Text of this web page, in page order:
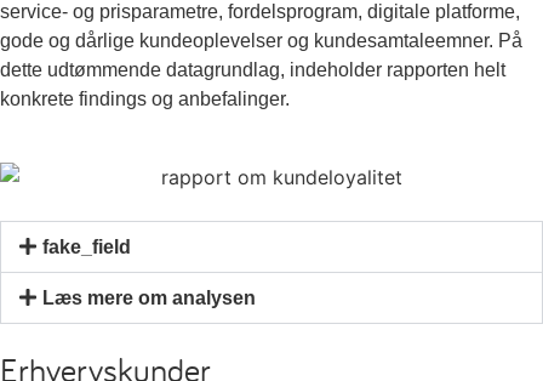
service- og prisparametre, fordelsprogram, digitale platforme,
gode og dårlige kundeoplevelser og kundesamtaleemner. På
dette udtømmende datagrundlag, indeholder rapporten helt
konkrete findings og anbefalinger.
fake_field
Læs mere om analysen
Erhvervskunder